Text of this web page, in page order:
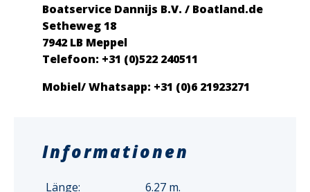
Boatservice Dannijs B.V. / Boatland.de
Setheweg 18
7942 LB Meppel
Telefoon: +31 (0)522 240511
Mobiel/ Whatsapp: +31 (0)6 21923271
Informationen
Länge: 6.27 m.